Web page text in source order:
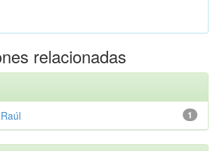
relacionadas
1